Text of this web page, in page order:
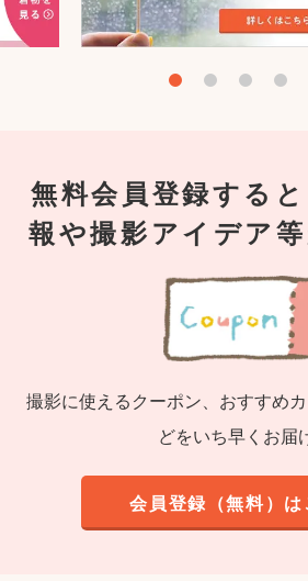
無料会員登録する
報や撮影アイデア
撮影に使えるクーポン、おすすめ
どをいち早くお届
会員登録（無料）は